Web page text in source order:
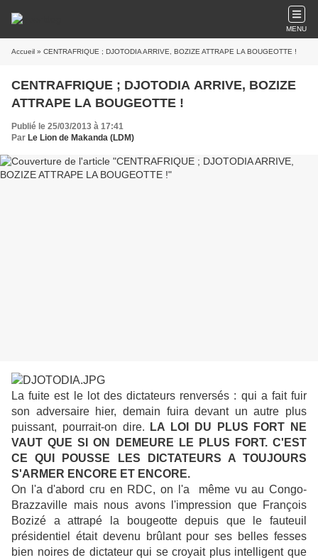
MENU
Accueil » CENTRAFRIQUE ; DJOTODIA ARRIVE, BOZIZE ATTRAPE LA BOUGEOTTE !
CENTRAFRIQUE ; DJOTODIA ARRIVE, BOZIZE
ATTRAPE LA BOUGEOTTE !
Publié le 25/03/2013 à 17:41
Par Le Lion de Makanda (LDM)
La fuite est le lot des dictateurs renversés : qui a fait fuir
son adversaire hier, demain fuira devant un autre plus
puissant, pourrait-on dire.
LA LOI DU PLUS FORT NE
VAUT QUE SI ON DEMEURE LE PLUS FORT. C'EST
CE QUI POUSSE LES DICTATEURS A TOUJOURS
S'ARMER ENCORE ET ENCORE.
On l'a d'abord cru en RDC, on l'a même vu au Congo-
Brazzaville mais nous avons l'impression que François
Bozizé a attrapé la bougeotte depuis que le fauteuil
présidentiel était devenu brûlant pour ses belles fesses
bien noires de dictateur qui se croyait plus intelligent que